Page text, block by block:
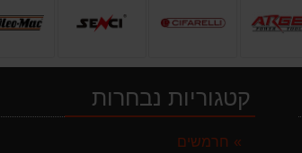
קטגוריות נבחרות
חרמשים